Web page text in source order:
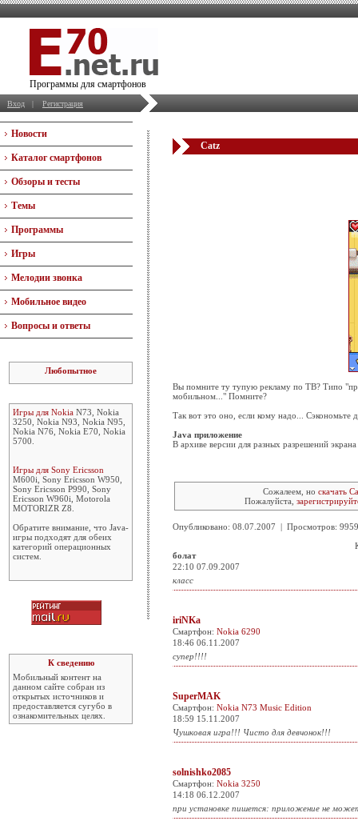
Программы для смартфонов
Вход | Регистрация
Новости
Каталог смартфонов
Обзоры и тесты
Темы
Программы
Игры
Мелодии звонка
Мобильное видео
Вопросы и ответы
Любопытное
Игры для Nokia N73, Nokia
3250, Nokia N93, Nokia N95,
Nokia N76, Nokia E70, Nokia
5700.
Игры для Sony Ericsson
M600i, Sony Ericsson W950,
Sony Ericsson P990, Sony
Ericsson W960i, Motorola
MOTORIZR Z8.
Обратите внимание, что Java-
игры подходят для обеих
категорий операционных
систем.
К сведению
Мобильный контент на
данном сайте собран из
открытых источников и
предоставляется сугубо в
ознакомительных целях.
Catz
Вы помните ту тупую рекламу по ТВ? Типо
мобильном..." Помните?
Так вот это оно, если кому надо... Сэкономьте
Java приложение
В архиве версии для разных разрешений экрана
Сожалеем, но скачать
Пожалуйста,
Опубликовано: 08.07.2007 | Просмотров:
болат
22:10 07.09.2007
класс
iriNKa
Смартфон: Nokia 6290
18:46 06.11.2007
супер!!!!
SuperMAK
Смартфон: Nokia N73 Music Edition
18:59 15.11.2007
Чушковая игра!!! Чисто для девчонок!!!
solnishko2085
Смартфон: Nokia 3250
14:18 06.12.2007
при установке пишется: приложение не